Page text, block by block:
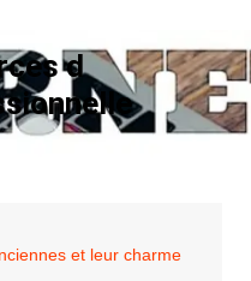
d
et leur charme